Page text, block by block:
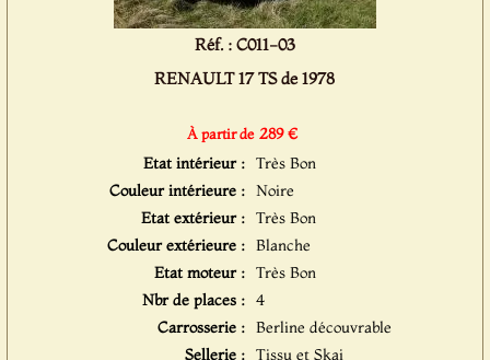
Réf. : C011-03
RENAULT 17 TS de 1978
À partir de 289 €
Etat intérieur : Très Bon
Couleur intérieure : Noire
Etat extérieur : Très Bon
Couleur extérieure : Blanche
Etat moteur : Très Bon
Nbr de places : 4
Carrosserie : Berline découvrable
Sellerie : Tissu et Skai